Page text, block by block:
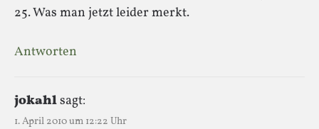
25. Was man jetzt leider merkt.
Antworten
jokahlsagt:
1. April 2010 um 12:22 Uhr